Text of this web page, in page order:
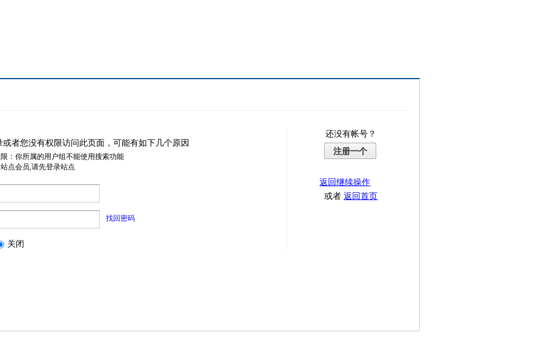
或者您没有权限访问此页面，可能有如下几个原因
：你所属的用户组不能使用搜索功能
点会员,请先登录站点
找回密码
关闭
还没有帐号？
注册一个
返回继续操作
或者返回首页